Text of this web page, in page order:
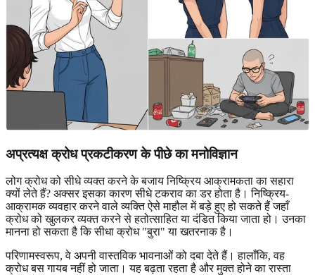
अप्रत्यक्ष क्रोध प्रकटीकरण के पीछे का मनोविज्ञान
लोग क्रोध को सीधे व्यक्त करने के बजाय निष्क्रिय आक्रामकता का सहारा
क्यों लेते हैं? अक्सर इसका कारण सीधे टकराव का डर होता है। निष्क्रिय-
आक्रामक व्यवहार करने वाले व्यक्ति ऐसे माहौल में बड़े हुए हो सकते हैं जहाँ
क्रोध को खुलकर व्यक्त करने से हतोत्साहित या दंडित किया जाता हो। उनका
मानना हो सकता है कि सीधा क्रोध "बुरा" या खतरनाक है।
परिणामस्वरूप, वे अपनी वास्तविक भावनाओं को दबा देते हैं। हालाँकि, वह
क्रोध बस गायब नहीं हो जाता। यह बढ़ता रहता है और मुक्त होने का रास्ता